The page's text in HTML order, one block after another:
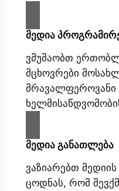
მედია
ვმუშაობთ
მცხოვრები
მრავალფეროვანი
მედია განათლება
ვაზიარებთ
ცოდნას, რომ